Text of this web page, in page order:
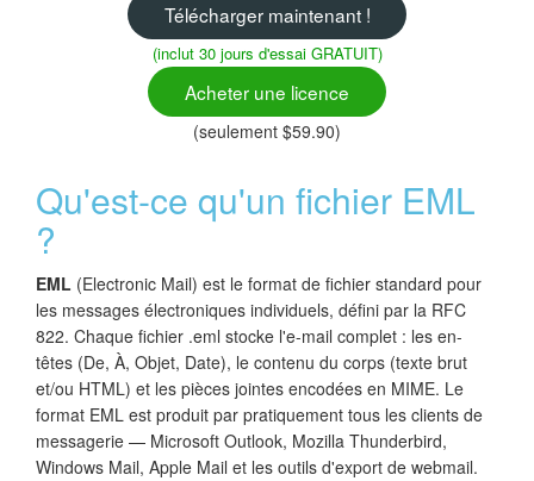
Télécharger maintenant !
(inclut 30 jours d'essai GRATUIT)
Acheter une licence
(seulement $59.90)
Qu'est-ce qu'un fichier EML
?
EML (Electronic Mail) est le format de fichier standard pour
les messages électroniques individuels, défini par la RFC
822. Chaque fichier .eml stocke l'e-mail complet : les en-
têtes (De, À, Objet, Date), le contenu du corps (texte brut
et/ou HTML) et les pièces jointes encodées en MIME. Le
format EML est produit par pratiquement tous les clients de
messagerie — Microsoft Outlook, Mozilla Thunderbird,
Windows Mail, Apple Mail et les outils d'export de webmail.